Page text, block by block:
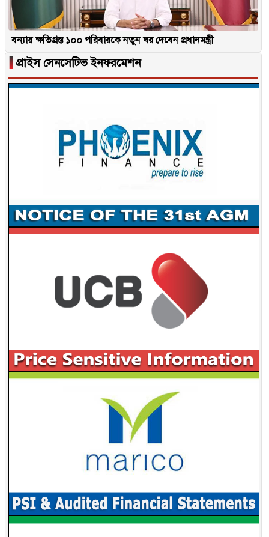
বন্যায় ক্ষতিগ্রস্ত ১০০ পরিবারকে নতুন ঘর দেবেন প্রধানমন্ত্রী
▐ প্রাইস সেনসেটিভ ইনফরমেশন